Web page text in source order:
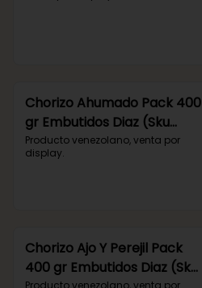
Chorizo Ahumado Pack 400
gr Embutidos Diaz (Sku
427)
Producto venezolano, venta por
display.
Chorizo Ajo Y Perejil Pack
400 gr Embutidos Diaz (Sku
Producto venezolano, venta por